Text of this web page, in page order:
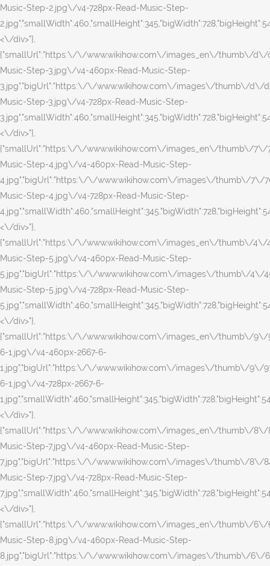
Music-Step-2.jpg\/v4-728px-Read-Music-Step-
<\/div>"},
{"smallUrl":"https:\/\/www.wikihow.com\/images_en\/thumb\/
Music-Step-3.jpg\/v4-460px-Read-Music-Step-
3.jpg","bigUrl":"https:\/\/www.wikihow.com\/images\/thumb\/d\/
Music-Step-3.jpg\/v4-728px-Read-Music-Step-
<\/div>"},
{"smallUrl":"https:\/\/www.wikihow.com\/images_en\/thumb\/7\/
Music-Step-4.jpg\/v4-460px-Read-Music-Step-
4.jpg","bigUrl":"https:\/\/www.wikihow.com\/images\/thumb\/7\/
Music-Step-4.jpg\/v4-728px-Read-Music-Step-
<\/div>"},
{"smallUrl":"https:\/\/www.wikihow.com\/images_en\/thumb\/4\/
Music-Step-5.jpg\/v4-460px-Read-Music-Step-
5.jpg","bigUrl":"https:\/\/www.wikihow.com\/images\/thumb\/4\/
Music-Step-5.jpg\/v4-728px-Read-Music-Step-
<\/div>"},
{"smallUrl":"https:\/\/www.wikihow.com\/images_en\/thumb\/9\/
6-1.jpg\/v4-460px-2667-6-
1.jpg","bigUrl":"https:\/\/www.wikihow.com\/images\/thumb\/9\/
6-1.jpg\/v4-728px-2667-6-
<\/div>"},
{"smallUrl":"https:\/\/www.wikihow.com\/images_en\/thumb\/
Music-Step-7.jpg\/v4-460px-Read-Music-Step-
7.jpg","bigUrl":"https:\/\/www.wikihow.com\/images\/thumb\/8\/
Music-Step-7.jpg\/v4-728px-Read-Music-Step-
<\/div>"},
{"smallUrl":"https:\/\/www.wikihow.com\/images_en\/thumb\/
Music-Step-8.jpg\/v4-460px-Read-Music-Step-
8.jpg","bigUrl":"https:\/\/www.wikihow.com\/images\/thumb\/6\/